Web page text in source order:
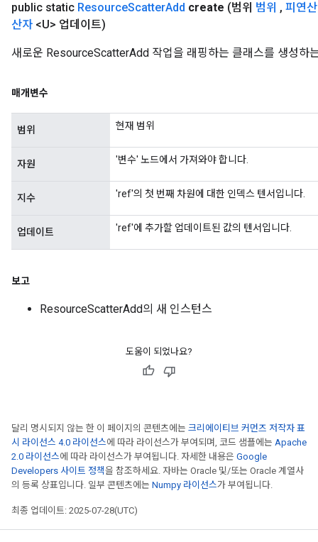
public static ResourceScatterAdd create (범위 범위 , 피연
산자 <U> 업데이트)
새로운 ResourceScatterAdd 작업을 래핑하는 클래스를 생성하
매개변수
범위 현재 범위
자원 '변수' 노드에서 가져와야 합니다.
지수 'ref'의 첫 번째 차원에 대한 인덱스 텐서입니다.
업데이트 'ref'에 추가할 업데이트된 값의 텐서입니다.
보고
ResourceScatterAdd의 새 인스턴스
도움이 되었나요?
달리 명시되지 않는 한 이 페이지의 콘텐츠에는 크리에이티브 커먼즈 저작자 표
시 라이선스 4.0 라이선스에 따라 라이선스가 부여되며, 코드 샘플에는 Apache
2.0 라이선스에 따라 라이선스가 부여됩니다. 자세한 내용은 Google
Developers 사이트 정책을 참조하세요. 자바는 Oracle 및/또는 Oracle 계열사
의 등록 상표입니다. 일부 콘텐츠에는 Numpy 라이선스가 부여됩니다.
최종 업데이트: 2025-07-28(UTC)